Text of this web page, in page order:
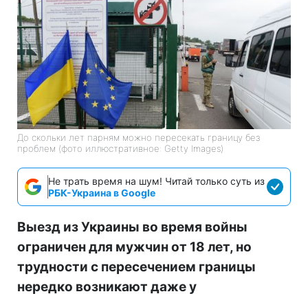
До скольки лет парням можно пересекать границу без
проблем (фото иллюстративное: Getty Images)
Не трать время на шум! Читай только суть из
РБК-Украина в Google
Выезд из Украины во время войны
ограничен для мужчин от 18 лет, но
трудности с пересечением границы
нередко возникают даже у